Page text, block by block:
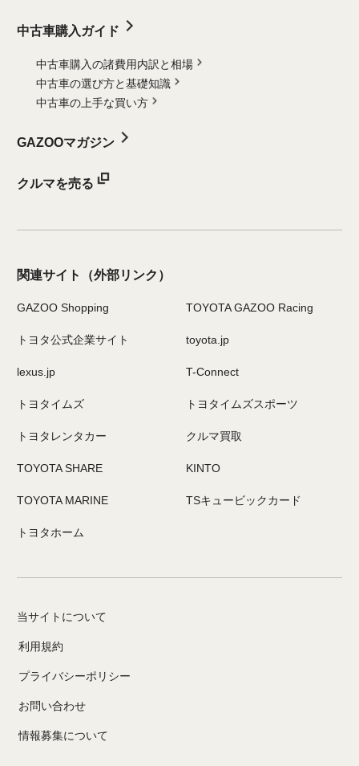
中古車購入ガイド
中古車購入の諸費用内訳と相場
中古車の選び方と基礎知識
中古車の上手な買い方
GAZOOマガジン
クルマを売る
関連サイト （外部リンク）
GAZOO Shopping TOYOTA GAZOO Racing
トヨタ公式企業サイト toyota.jp
lexus.jp T-Connect
トヨタイムズ トヨタイムズスポーツ
トヨタレンタカー クルマ買取
TOYOTA SHARE KINTO
TOYOTA MARINE TSキュービックカード
トヨタホーム
当サイトについて
利用規約
プライバシーポリシー
お問い合わせ
情報募集について